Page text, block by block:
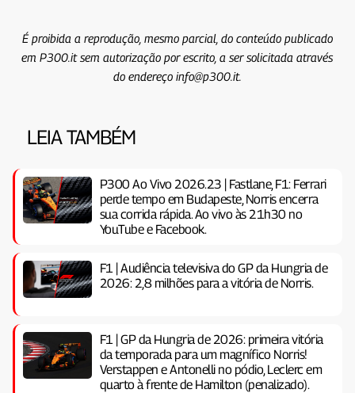
É proibida a reprodução, mesmo parcial, do conteúdo publicado
em P300.it sem autorização por escrito, a ser solicitada através
do endereço info@p300.it.
LEIA TAMBÉM
P300 Ao Vivo 2026.23 | Fastlane, F1: Ferrari
perde tempo em Budapeste, Norris encerra
sua corrida rápida. Ao vivo às 21h30 no
YouTube e Facebook.
F1 | Audiência televisiva do GP da Hungria de
2026: 2,8 milhões para a vitória de Norris.
F1 | GP da Hungria de 2026: primeira vitória
da temporada para um magnífico Norris!
Verstappen e Antonelli no pódio, Leclerc em
quarto à frente de Hamilton (penalizado).